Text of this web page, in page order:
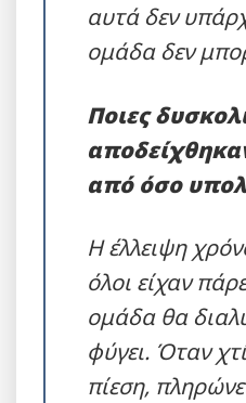
αυτά δεν
ομάδα δεν
Ποιες
από όσο
Η έλλειψη
όλοι είχαν
ομάδα θα
φύγει. Όταν
πίεση,